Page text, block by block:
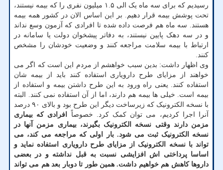
رسیدیم که برای سه ماه یک الی ۱.۵ میلیون نفری را که بیمه نیستند،
تحت پوشش بیمه قرار دهیم. بر این اساس الان در کشور همه بیمه
هستند. سه ماه هم فرصت داده شده تا افرادی که آزمون وسع نداند
و در سه دهک پایین نیستند، به دفاتر پیشخوان دولت یا سامانه در
ارتباط با بیمه سلامت مراجعه کنند و وضعیت خودشان را مشخص
کنند.
وی اظهار داشت: بدین سبب خواهشم از مردم این است که اگر می
خواهند از مزایای طرح دارویاری استفاده کنند باید از بیمه شان
استفاده کنند. یعنی راه ورود به این طرح داشتن بیمه و استفاده از
بیمه است. خیلی ها بیمه هم دارند، اما از آن استفاده نمی کنند. البته
با نسخه الکترونیک که زیرساخت دیگر این طرح بود و بالای ۹۰ درصد
آنرا اجرا کردیم، می توان کمک کرد. خصوصاً
افرادی که بیماری
مزمن دارند وقتی نسخه الکترونیک بگیرند، بیماری مزمن آنها در
نسخه الکترونیک ثبت می شود. بار اولی که مراجعه می کند، می
تواند با نسخه الکترونیک از مزایای طرح دارویاری استفاده نماید و
اساسا پرداختی اش افزایشی نسبت به قبل نداشته و در بعضی
داروها کاهش هم خواهیم داشت. همین طور تا دوبار بعد هم می تواند